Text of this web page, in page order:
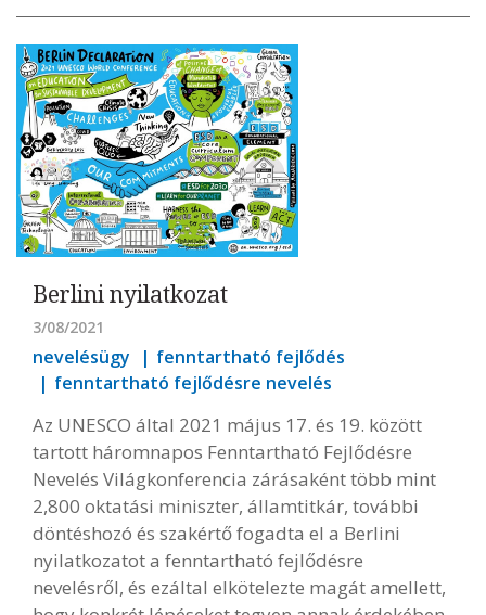
Berlini nyilatkozat
3/08/2021
nevelésügy
fenntartható fejlődés
fenntartható fejlődésre nevelés
Az UNESCO által 2021 május 17. és 19. között
tartott háromnapos Fenntartható Fejlődésre
Nevelés Világkonferencia zárásaként több mint
2,800 oktatási miniszter, államtitkár, további
döntéshozó és szakértő fogadta el a Berlini
nyilatkozatot a fenntartható fejlődésre
nevelésről, és ezáltal elkötelezte magát amellett,